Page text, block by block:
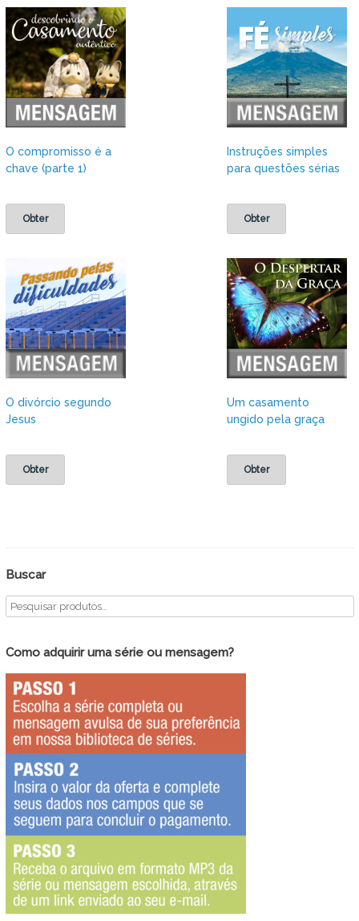
O compromisso é a
chave (parte 1)
Obter
Instruções simples
para questões sérias
Obter
O divórcio segundo
Jesus
Obter
Um casamento
ungido pela graça
Obter
Buscar
Como adquirir uma série ou mensagem?